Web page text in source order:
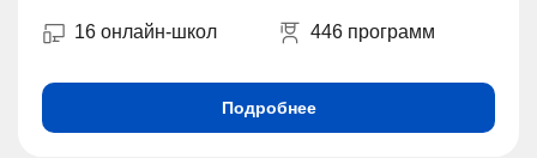
16 онлайн-школ 446 программ
Подробнее